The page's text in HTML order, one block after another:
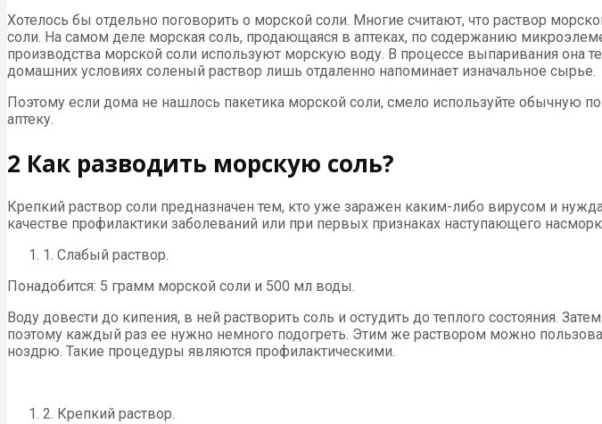
Хотелось бы отдельно поговорить о морской соли. Многие считают, что раствор
соли. На самом деле морская соль, продающаяся в аптеках, по содержанию
производства морской соли используют морскую воду. В процессе выпаривания она
домашних условиях соленый раствор лишь отдаленно напоминает изначальное сырье.
Поэтому если дома не нашлось пакетика морской соли, смело используйте обычную
аптеку.
2 Как разводить морскую соль?
Крепкий раствор соли предназначен тем, кто уже заражен каким-либо вирусом и
качестве профилактики заболеваний или при первых признаках наступающего
1. Слабый раствор.
Понадобится: 5 грамм морской соли и 500 мл воды.
Воду довести до кипения, в ней растворить соль и остудить до теплого состояния.
поэтому каждый раз ее нужно немного подогреть. Этим же раствором можно
ноздрю. Такие процедуры являются профилактическими.
2. Крепкий раствор.